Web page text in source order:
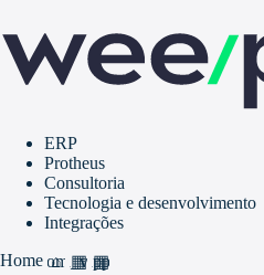
ERP
Protheus
Consultoria
Tecnologia e desenvolvimento
Integrações
Homehome
grid_view
apps